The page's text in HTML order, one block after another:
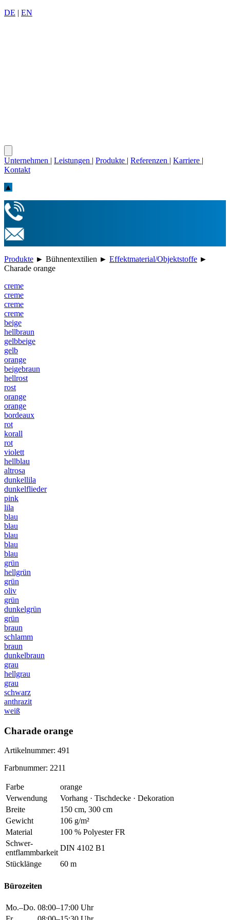
DE | EN
Unternehmen | Leistungen | Produkte | Referenzen | Karriere |
Kontakt
▲
Produkte ► Bühnentextilien ► Effektmaterial/Objektstoffe ►
Charade orange
creme
creme
creme
creme
beige
hellbraun
gelbbeige
gelb
orange
beigebraun
hellrost
rost
orange
orange
bordeaux
rot
korall
rot
violett
hellblau
altrosa
dunkellila
dunkelflieder
pink
lila
blau
blau
blau
blau
blau
grün
hellgrün
grün
oliv
grün
dunkelgrün
grün
braun
schlamm
braun
dunkelbraun
grau
hellgrau
grau
schwarz
anthrazit
weiß
Charade orange
Artikelnummer: 491
Farbnummer: 2211
Farbe
orange
Verwendung
Vorhang · Tischdecke · Dekoration
Breite
150 cm, 300 cm
Gewicht
106 g/m²
Material
100 % Polyester FR
Schwer-
entflammbarkeit
DIN 4102 B1
Stücklänge
60 m
Bürozeiten
Mo.–Do. 08:00–17:00 Uhr